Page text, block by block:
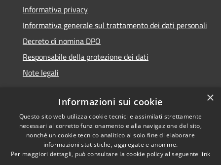
Informativa privacy
Informativa generale sul trattamento dei dati personali
Decreto di nomina DPO
Responsabile della protezione dei dati
Note legali
RSS
Accessibilità
Cookie
© 2021 - 2026 Comune di
Chiavari -Area Riservata
×
Informazioni sui cookie
Questo sito web utilizza cookie tecnici e assimilati strettamente
necessari al corretto funzionamento e alla navigazione del sito,
nonché un cookie tecnico analitico al solo fine di elaborare
informazioni statistiche, aggregate e anonime.
Per maggiori dettagli, può consultare la cookie policy al seguente link